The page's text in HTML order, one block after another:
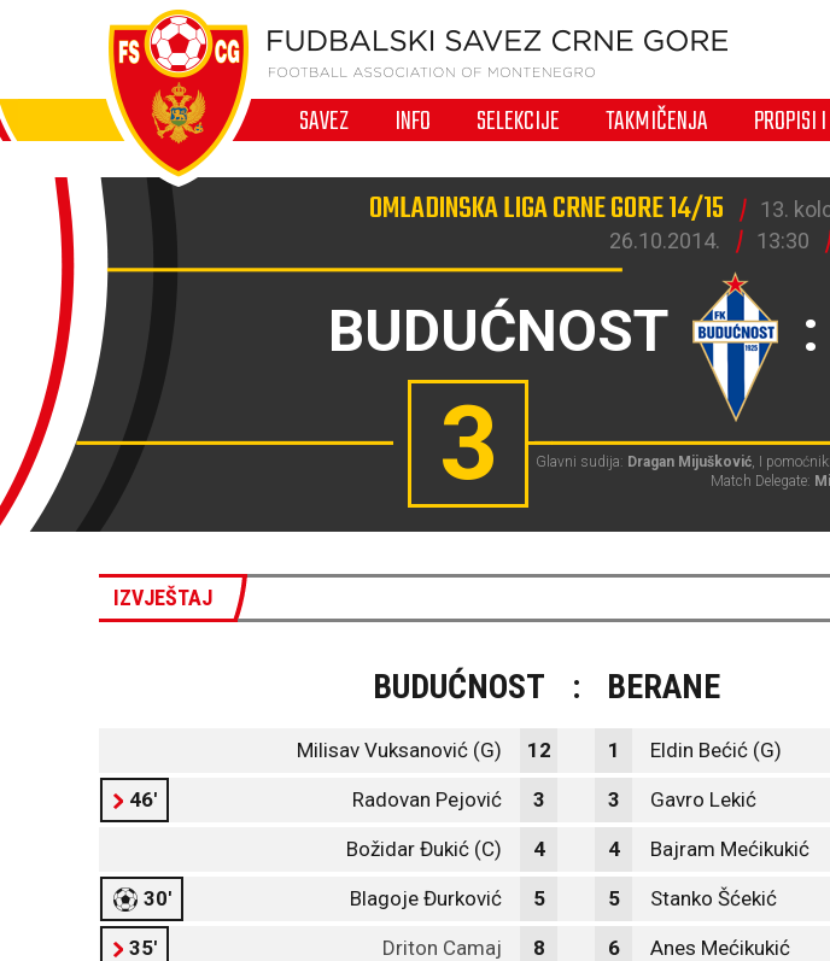
SAVEZ INFO SELEKCIJE TAKMIČENJA PROPISI
OMLADINSKA LIGA CRNE GORE 14/15 13.
26.10.2014.
13:30
BUDUĆNOST :
3 Glavni sudija: Dragan Mijušković, I pomoćnik:
Match Delegate:
IZVJEŠTAJ
BUDUĆNOST : BERANE
Milisav Vuksanović (G) 12 1 Eldin Bećić (G)
46' Radovan Pejović 3 3 Gavro Lekić
Božidar Đukić (C) 4 4 Bajram Mećikukić
30' Blagoje Đurković 5 5 Stanko Šćekić
35' Driton Camaj 8 6 Anes Mećikukić